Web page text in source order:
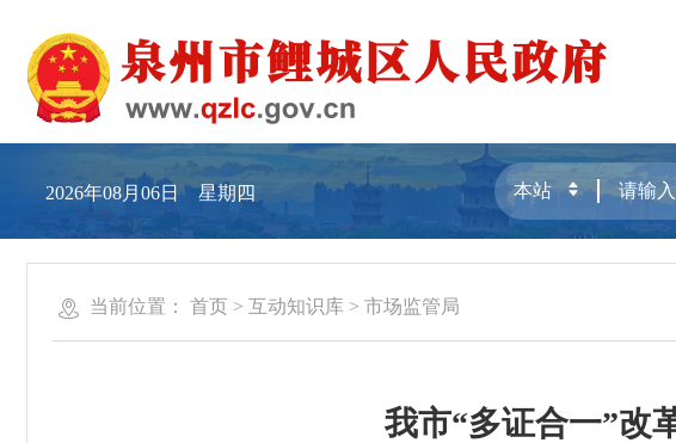
2026年08月06日 星期四
当前位置： 首页 > 互动知识库 > 市场监管局
我市“多证合一”改